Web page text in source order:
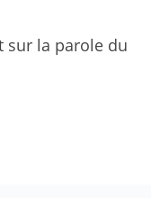
sur la parole du